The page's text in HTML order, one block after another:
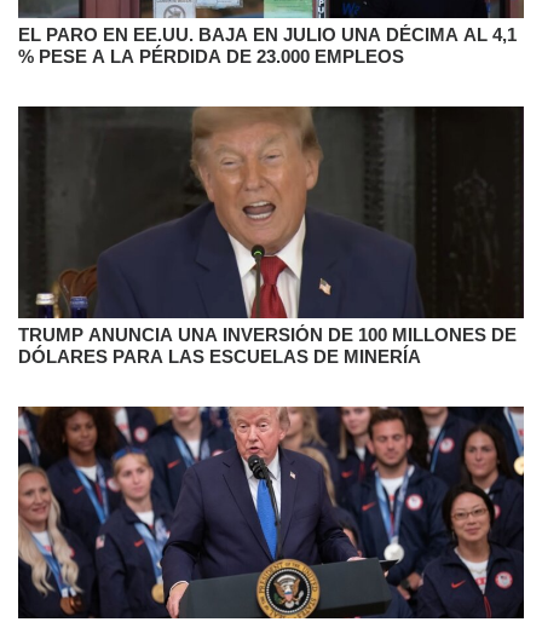
EL PARO EN EE.UU. BAJA EN JULIO UNA DÉCIMA AL 4,1
% PESE A LA PÉRDIDA DE 23.000 EMPLEOS
TRUMP ANUNCIA UNA INVERSIÓN DE 100 MILLONES DE
DÓLARES PARA LAS ESCUELAS DE MINERÍA